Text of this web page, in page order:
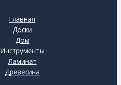
Главная
Доски
Дом
Инструменты
Ламинат
Древесина